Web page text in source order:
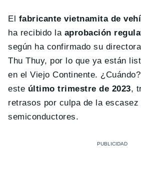
El fabricante vietnamita de
ha recibido la aprobación
según ha confirmado su
Thu Thuy, por lo que ya están
en el Viejo Continente.
este último trimestre de 2023,
retrasos por culpa de la escasez
semiconductores.